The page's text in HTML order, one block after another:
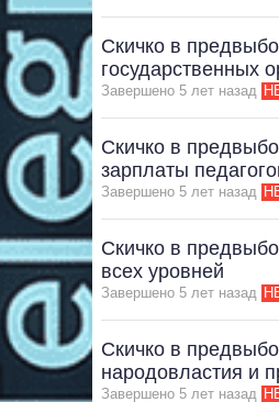
Скичко в
государственных
Завершено 5 лет назад
Скичко в
зарплаты
Завершено 5 лет назад
Скичко в
всех уровней
Завершено 5 лет назад
Скичко в
народовластия и
Завершено 5 лет назад